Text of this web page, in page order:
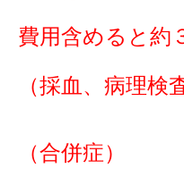
費用含めると約
（採血、病理検
（合併症）